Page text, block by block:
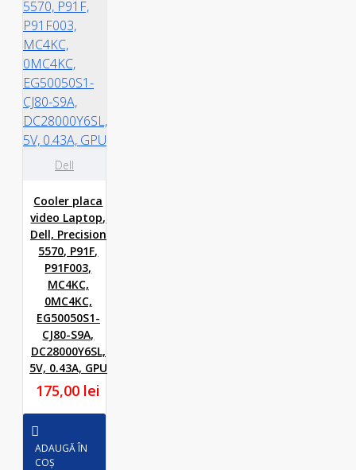
Dell
Cooler placa
video Laptop,
Dell, Precision
5570, P91F,
P91F003,
MC4KC,
0MC4KC,
EG50050S1-
CJ80-S9A,
DC28000Y6SL,
5V, 0.43A, GPU
175,00 lei
ADAUGĂ ÎN
COȘ